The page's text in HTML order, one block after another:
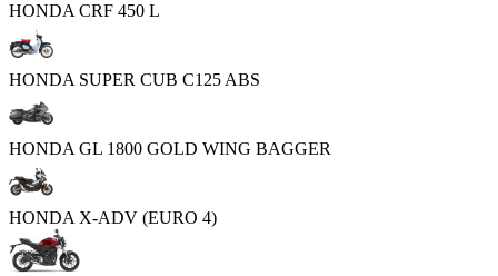
HONDA CRF 450 L
HONDA SUPER CUB C125 ABS
HONDA GL 1800 GOLD WING BAGGER
HONDA X-ADV (EURO 4)